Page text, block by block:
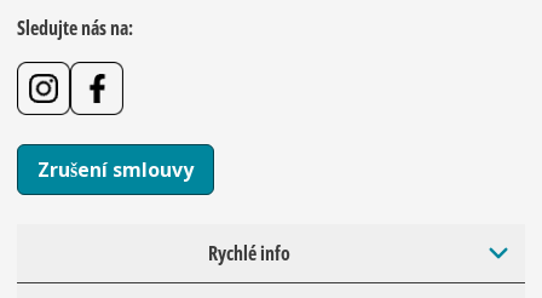
Sledujte nás na:
Zrušení smlouvy
Rychlé info